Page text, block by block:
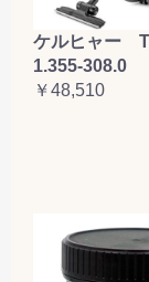
ケルヒャー
1.355-308.0
￥48,510